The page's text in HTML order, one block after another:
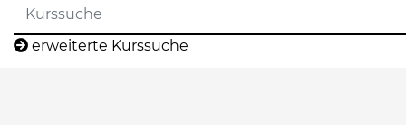
erweiterte Kurssuche